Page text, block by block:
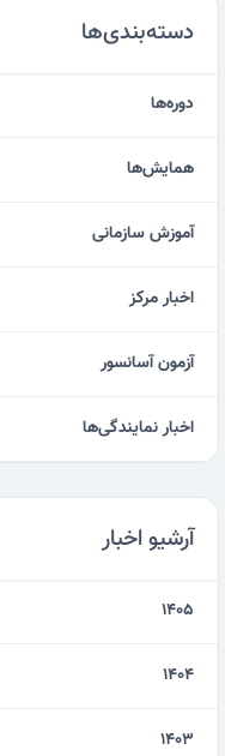
دسته‌بندی‌ها
دوره‌ها
همایش‌ها
آموزش سازمانی
اخبار مرکز
آزمون آسانسور
اخبار نمایندگی‌ها
آرشیو اخبار
۱۴۰۵
۱۴۰۴
۱۴۰۳